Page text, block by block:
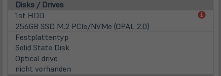
Disks / Drives
1st HDD
256GB SSD M.2 PCIe/NVMe (OPAL 2.0)
Festplattentyp
Solid State Disk
Optical drive
nicht vorhanden